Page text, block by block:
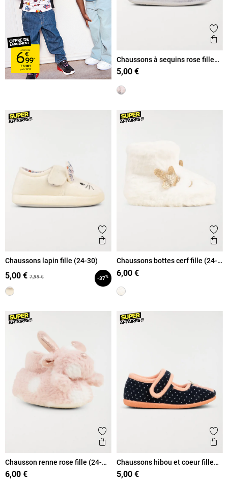
Chaussons à sequins rose fille
(24-30)
5,00 €
Ajouter aux favoris
Aperçu rapide
Chaussons lapin fille (24-30)
5,00 € 7,99 € -37%
Chaussons bottes cerf fille (24-
30)
6,00 €
Ajouter aux favoris
Aperçu rapide
Chausson renne rose fille (24-
31)
6,00 €
Chaussons hibou et coeur fille
(24-30)
5,00 €